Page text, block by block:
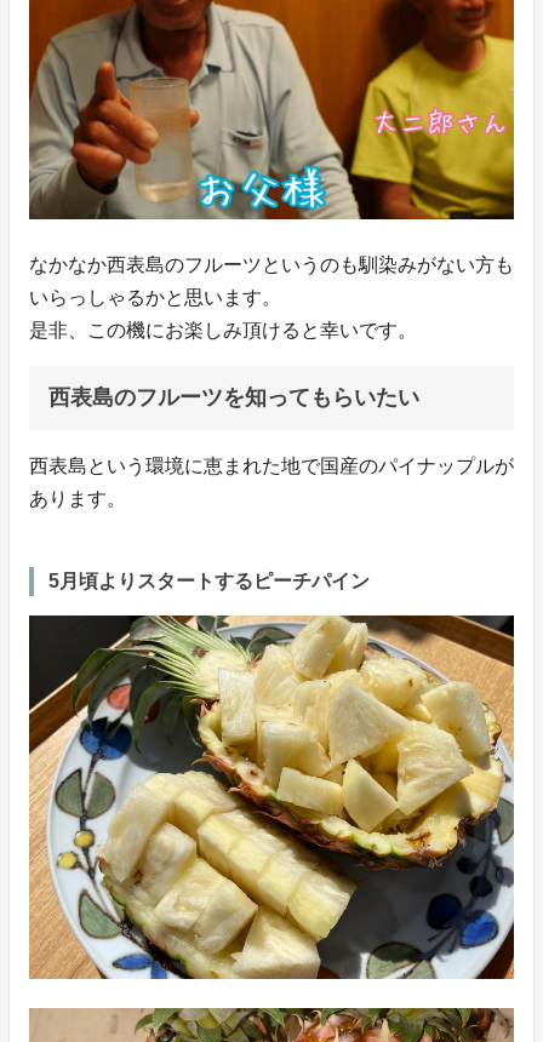
なかなか西表島のフルーツというのも馴染みがない方も
いらっしゃるかと思います。
是非、この機にお楽しみ頂けると幸いです。
西表島のフルーツを知ってもらいたい
西表島という環境に恵まれた地で国産のパイナップルが
あります。
5月頃よりスタートするピーチパイン